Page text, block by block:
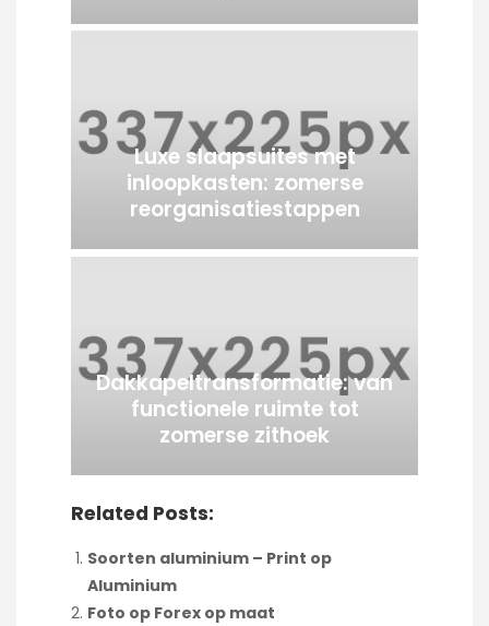
Luxe slaapsuites met
inloopkasten: zomerse
reorganisatiestappen
Dakkapeltransformatie: van
functionele ruimte tot
zomerse zithoek
Related Posts:
Soorten aluminium – Print op
Aluminium
Foto op Forex op maat